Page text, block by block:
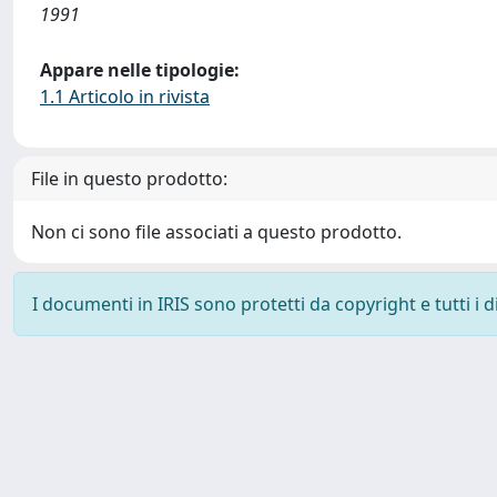
1991
Appare nelle tipologie:
1.1 Articolo in rivista
File in questo prodotto:
Non ci sono file associati a questo prodotto.
I documenti in IRIS sono protetti da copyright e tutti i